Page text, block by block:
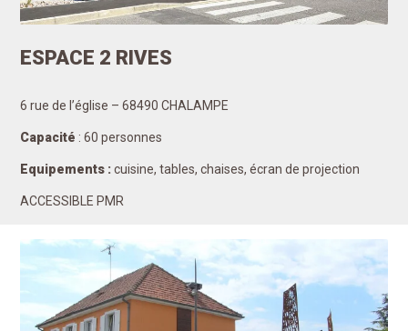
ESPACE 2 RIVES
6 rue de l’église – 68490 CHALAMPE
Capacité : 60 personnes
Equipements : cuisine, tables, chaises, écran de projection
ACCESSIBLE PMR